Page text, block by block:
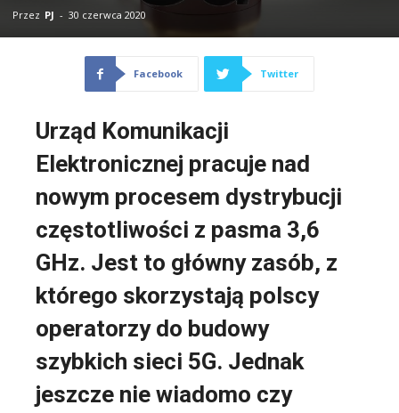
Przez PJ - 30 czerwca 2020
Facebook Twitter
Urząd Komunikacji
Elektronicznej pracuje nad
nowym procesem dystrybucji
częstotliwości z pasma 3,6
GHz. Jest to główny zasób, z
którego skorzystają polscy
operatorzy do budowy
szybkich sieci 5G. Jednak
jeszcze nie wiadomo czy